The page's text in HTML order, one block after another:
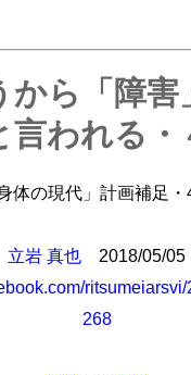
から「障害
言われる・
身体の現代」計画補足
立岩 真也 2018/05/05
268